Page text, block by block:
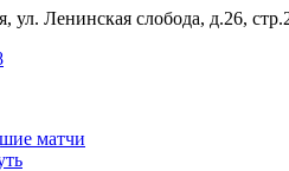
ул. Ленинская слобода, д.26,
матчи